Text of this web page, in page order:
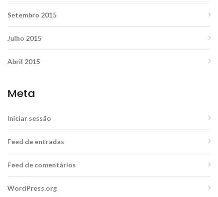
Setembro 2015
Julho 2015
Abril 2015
Meta
Iniciar sessão
Feed de entradas
Feed de comentários
WordPress.org